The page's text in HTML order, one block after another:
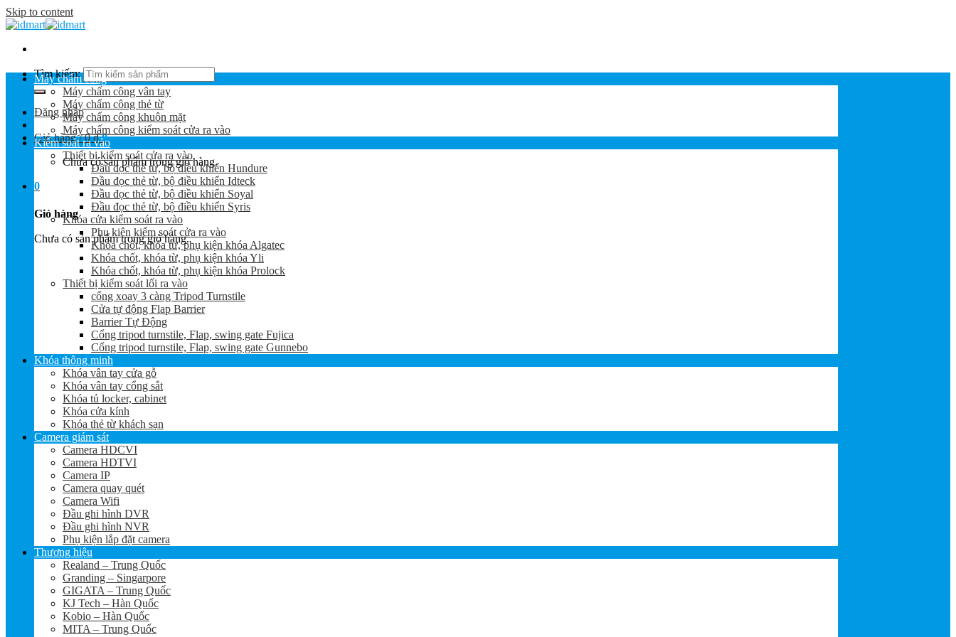
Skip to content
Tìm kiếm:
Đăng nhập
Giỏ hàng /0₫ 0
Chưa có sản phẩm trong giỏ hàng.
0
Giỏ hàng
Chưa có sản phẩm trong giỏ hàng.
Máy chấm công
Máy chấm công vân tay
Máy chấm công thẻ từ
Máy chấm công khuôn mặt
Máy chấm công kiểm soát cửa ra vào
Kiểm soát ra vào
Thiết bị kiểm soát cửa ra vào
Đầu đọc thẻ từ, bộ điều khiển Hundure
Đầu đọc thẻ từ, bộ điều khiển Idteck
Đầu đọc thẻ từ, bộ điều khiển Soyal
Đầu đọc thẻ từ, bộ điều khiển Syris
Khóa cửa kiểm soát ra vào
Phụ kiện kiểm soát cửa ra vào
Khóa chốt, khóa từ, phụ kiện khóa Algatec
Khóa chốt, khóa từ, phụ kiện khóa Yli
Khóa chốt, khóa từ, phụ kiện khóa Prolock
Thiết bị kiểm soát lối ra vào
cổng xoay 3 càng Tripod Turnstile
Cửa tự động Flap Barrier
Barrier Tự Động
Cổng tripod turnstile, Flap, swing gate Fujica
Cổng tripod turnstile, Flap, swing gate Gunnebo
Khóa thông minh
Khóa vân tay cửa gỗ
Khóa vân tay cổng sắt
Khóa tủ locker, cabinet
Khóa cửa kính
Khóa thẻ từ khách sạn
Camera giám sát
Camera HDCVI
Camera HDTVI
Camera IP
Camera quay quét
Camera Wifi
Đầu ghi hình DVR
Đầu ghi hình NVR
Phụ kiện lắp đặt camera
Thương hiệu
Realand – Trung Quốc
Granding – Singarpore
GIGATA – Trung Quốc
KJ Tech – Hàn Quốc
Kobio – Hàn Quốc
MITA – Trung Quốc